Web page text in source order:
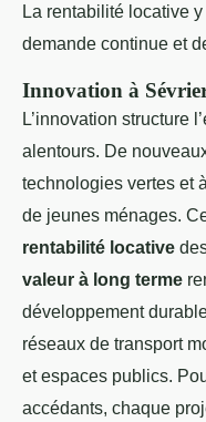
La rentabilité locative
demande continue et
Innovation à
L’innovation structure
alentours. De
technologies vertes et
de jeunes ménages.
rentabilité locative
valeur à long terme
développement
réseaux de transport
et espaces publics.
accédants, chaque